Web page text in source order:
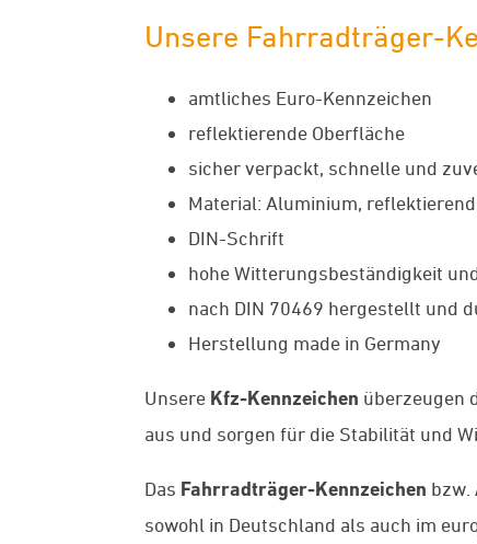
Unsere Fahrradträger-
amtliches Euro-Kennzeichen
reflektierende Oberfläche
sicher verpackt, schnelle und
Material: Aluminium,
DIN-Schrift
hohe Witterungsbeständigkeit
nach DIN 70469 hergestellt und
Herstellung made in Germany
Unsere Kfz-Kennzeichen überzeugen
aus und sorgen für die Stabilität und
Das Fahrradträger-Kennzeichen bzw.
sowohl in Deutschland als auch im